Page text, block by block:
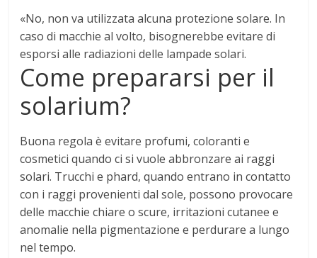
«No, non va utilizzata alcuna protezione solare. In
caso di macchie al volto, bisognerebbe evitare di
esporsi alle radiazioni delle lampade solari.
Come prepararsi per il
solarium?
Buona regola èevitare profumi, coloranti e
cosmetici quando ci si vuole abbronzare ai raggi
solari. Trucchi e phard, quando entrano in contatto
con i raggi provenienti dal sole, possono provocare
delle macchie chiare o scure, irritazioni cutanee e
anomalie nella pigmentazione e perdurare a lungo
nel tempo.